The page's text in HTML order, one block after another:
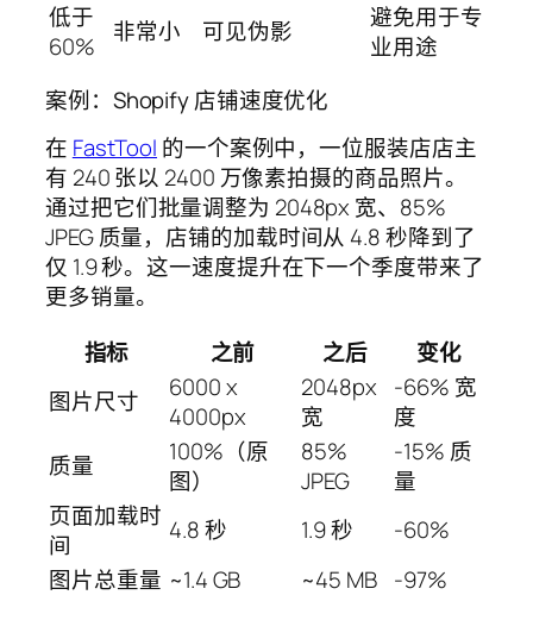
低于
60%
非常小 可见伪影
避免用于专
业用途
案例：Shopify 店铺速度优化
在 FastTool 的一个案例中，一位服装店店主
有 240 张以 2400 万像素拍摄的商品照片。
通过把它们批量调整为 2048px 宽、85%
JPEG 质量，店铺的加载时间从 4.8 秒降到了
仅 1.9 秒。这一速度提升在下一个季度带来了
更多销量。
指标
之前 之后
变化
图片尺寸
6000 x
4000px
2048px
宽
-66% 宽
度
质量
100%（原
图）
85%
JPEG
-15% 质
量
页面加载时
间
4.8 秒 1.9 秒
-60%
图片总重量 ~1.4 GB ~45 MB -97%